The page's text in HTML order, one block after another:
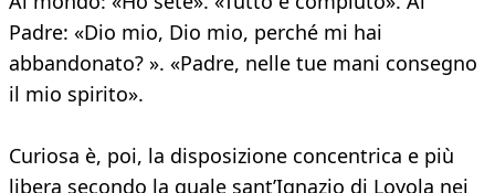
Padre: «Dio mio, Dio mio, perché mi hai
abbandonato? ». «Padre, nelle tue mani consegno
il mio spirito».
Curiosa è, poi, la disposizione concentrica e più
libera secondo la quale sant’Ignazio di Loyola nei